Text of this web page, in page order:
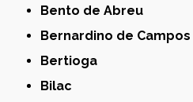
Bento de Abreu
Bernardino de Campos
Bertioga
Bilac